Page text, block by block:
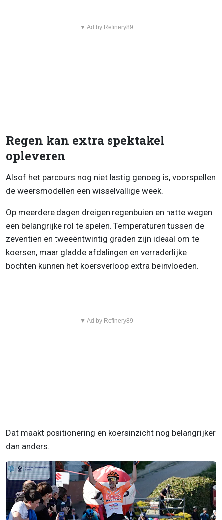
▼ Ad by Refinery89
Regen kan extra spektakel
opleveren
Alsof het parcours nog niet lastig genoeg is, voorspellen
de weersmodellen een wisselvallige week.
Op meerdere dagen dreigen regenbuien en natte wegen
een belangrijke rol te spelen. Temperaturen tussen de
zeventien en tweeëntwintig graden zijn ideaal om te
koersen, maar gladde afdalingen en verraderlijke
bochten kunnen het koersverloop extra beïnvloeden.
▼ Ad by Refinery89
Dat maakt positionering en koersinzicht nog belangrijker
dan anders.